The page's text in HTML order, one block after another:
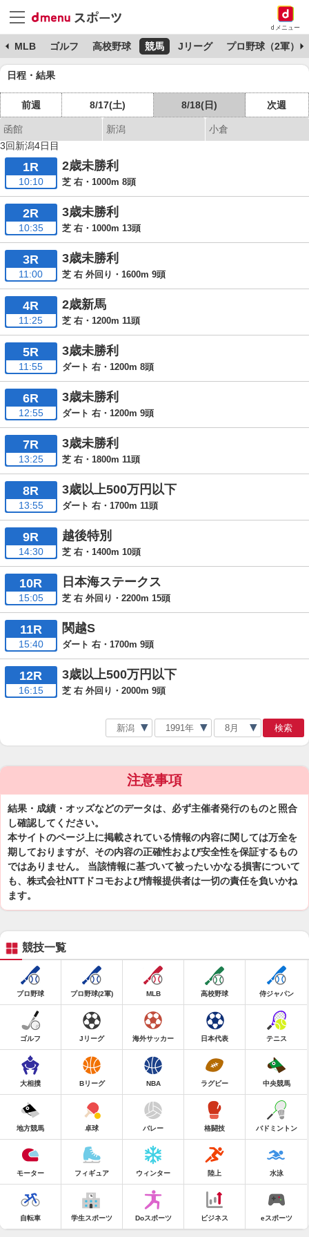
dメニュー
MLB ゴルフ 高校野球 競馬 Jリーグ プロ野球（2軍）
日程・結果
前週 8/17(土) 8/18(日) 次週
函館 新潟
小倉
3回新潟4日目
1R
10:10
2歳未勝利
芝 右・1000m 8頭
2R
10:35
3歳未勝利
芝 右・1000m 13頭
3R
11:00
3歳未勝利
芝 右 外回り・1600m 9頭
4R
11:25
2歳新馬
芝 右・1200m 11頭
5R
11:55
3歳未勝利
ダート 右・1200m 8頭
6R
12:55
3歳未勝利
ダート 右・1200m 9頭
7R
13:25
3歳未勝利
芝 右・1800m 11頭
8R
13:55
3歳以上500万円以下
ダート 右・1700m 11頭
9R
14:30
越後特別
芝 右・1400m 10頭
10R
15:05
日本海ステークス
芝 右 外回り・2200m 15頭
11R
15:40
関越S
ダート 右・1700m 9頭
12R
16:15
3歳以上500万円以下
芝 右 外回り・2000m 9頭
検索
注意事項
結果・成績・オッズなどのデータは、必ず主催者発行のものと照合
し確認してください。
本サイトのページ上に掲載されている情報の内容に関しては万全を
期しておりますが、その内容の正確性および安全性を保証するもの
ではありません。 当該情報に基づいて被ったいかなる損害について
も、株式会社NTTドコモおよび情報提供者は一切の責任を負いかね
ます。
競技一覧
プロ野球 プロ野球(2軍) MLB 高校野球 侍ジャパン
ゴルフ Jリーグ 海外サッカー 日本代表 テニス
大相撲 Bリーグ NBA ラグビー 中央競馬
地方競馬 卓球 バレー 格闘技 バドミントン
モーター フィギュア ウィンター 陸上 水泳
自転車 学生スポーツ Doスポーツ ビジネス eスポーツ